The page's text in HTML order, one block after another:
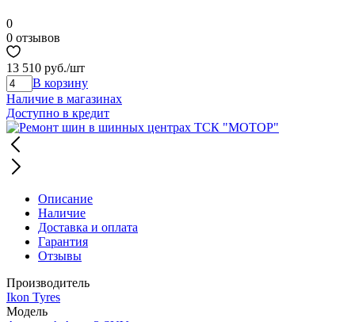
0
0 отзывов
13 510 руб./шт
В корзину
Наличие в магазинах
Доступно в кредит
Описание
Наличие
Доставка и оплата
Гарантия
Отзывы
Производитель
Ikon Tyres
Модель